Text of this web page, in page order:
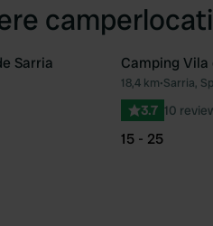
Favoriet
Sarria Camping Vila
18,4 km•Sarria,
3.7 10
15 - 25